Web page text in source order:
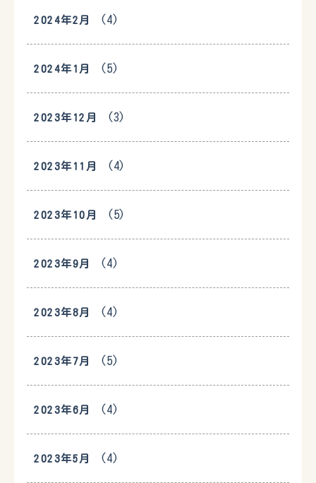
2024年2月 (4)
2024年1月 (5)
2023年12月 (3)
2023年11月 (4)
2023年10月 (5)
2023年9月 (4)
2023年8月 (4)
2023年7月 (5)
2023年6月 (4)
2023年5月 (4)